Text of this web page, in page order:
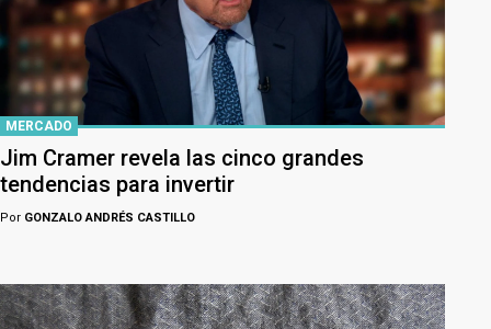
MERCADO
Jim Cramer revela las cinco grandes
tendencias para invertir
Por GONZALO ANDRÉS CASTILLO